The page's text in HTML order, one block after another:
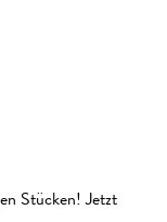
Stücken! Jetzt